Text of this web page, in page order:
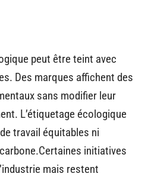
peut être teint avec
Des marques affichent des
sans modifier leur
L’étiquetage écologique
travail équitables ni
initiatives
mais restent